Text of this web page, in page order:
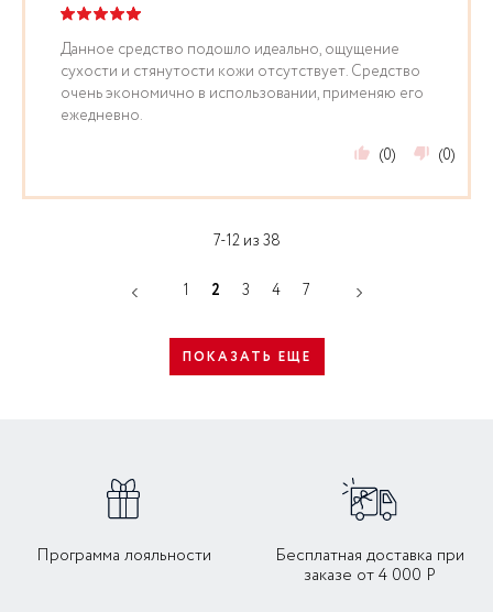
Данное средство подошло идеально, ощущение
сухости и стянутости кожи отсутствует. Средство
очень экономично в использовании, применяю его
ежедневно.
(0)
(0)
7-12 из 38
1 2 3 4 7
ПОКАЗАТЬ ЕЩЕ
Программа лояльности
Бесплатная доставка при
заказе от 4 000 Р